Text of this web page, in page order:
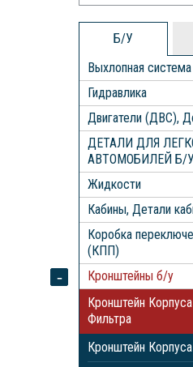
Б/У
Выхлопная система
Гидравлика
Двигатели (ДВС),
ДЕТАЛИ ДЛЯ
АВТОМОБИЛЕЙ Б/У
Жидкости
Кабины, Детали
Коробка
(КПП)
Кронштейны б/у
Кронштейн
Фильтра
Кронштейн